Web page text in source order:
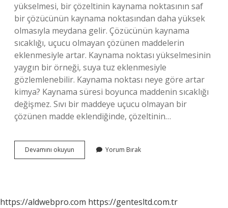
yükselmesi, bir çözeltinin kaynama noktasının saf
bir çözücünün kaynama noktasından daha yüksek
olmasıyla meydana gelir. Çözücünün kaynama
sıcaklığı, uçucu olmayan çözünen maddelerin
eklenmesiyle artar. Kaynama noktası yükselmesinin
yaygın bir örneği, suya tuz eklenmesiyle
gözlemlenebilir. Kaynama noktası neye göre artar
kimya? Kaynama süresi boyunca maddenin sıcaklığı
değişmez. Sıvı bir maddeye uçucu olmayan bir
çözünen madde eklendiğinde, çözeltinin…
Devamını okuyun Kaynama
Noktası
Yorum Bırak
https://aldwebpro.com https://gentesltd.com.tr